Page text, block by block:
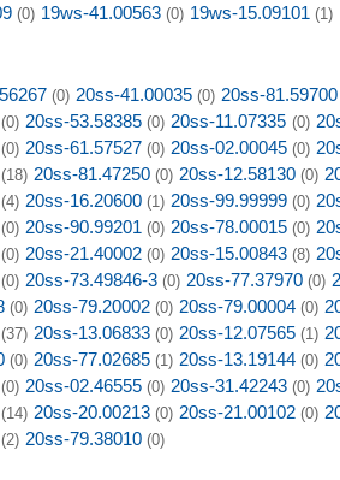
(0) 19ws-41.00563 (0) 19ws-15.09101 (1)
(0) 20ss-41.00035 (0) 20ss-81.59700
(0) 20ss-53.58385 (0) 20ss-11.07335 (0)
(0) 20ss-61.57527 (0) 20ss-02.00045 (0)
(18) 20ss-81.47250 (0) 20ss-12.58130 (0)
(4) 20ss-16.20600 (1) 20ss-99.99999 (0)
(0) 20ss-90.99201 (0) 20ss-78.00015 (0)
(0) 20ss-21.40002 (0) 20ss-15.00843 (8)
(0) 20ss-73.49846-3 (0) 20ss-77.37970 (0)
(0) 20ss-79.20002 (0) 20ss-79.00004 (0)
(37) 20ss-13.06833 (0) 20ss-12.07565 (1)
(0) 20ss-77.02685 (1) 20ss-13.19144 (0)
(0) 20ss-02.46555 (0) 20ss-31.42243 (0)
(14) 20ss-20.00213 (0) 20ss-21.00102 (0)
(2) 20ss-79.38010 (0)